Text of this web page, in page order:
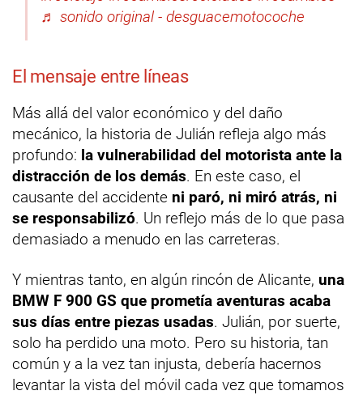
♬ sonido original - desguacemotocoche
El mensaje entre líneas
Más allá del valor económico y del daño
mecánico, la historia de Julián refleja algo más
profundo: la vulnerabilidad del motorista ante la
distracción de los demás. En este caso, el
causante del accidente ni paró, ni miró atrás, ni
se responsabilizó. Un reflejo más de lo que pasa
demasiado a menudo en las carreteras.
Y mientras tanto, en algún rincón de Alicante, una
BMW F 900 GS que prometía aventuras acaba
sus días entre piezas usadas. Julián, por suerte,
solo ha perdido una moto. Pero su historia, tan
común y a la vez tan injusta, debería hacernos
levantar la vista del móvil cada vez que tomamos